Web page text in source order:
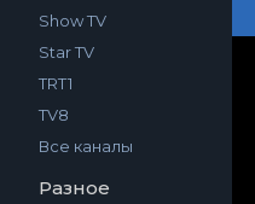
Show TV
Star TV
TRT1
TV8
Все каналы
Разное